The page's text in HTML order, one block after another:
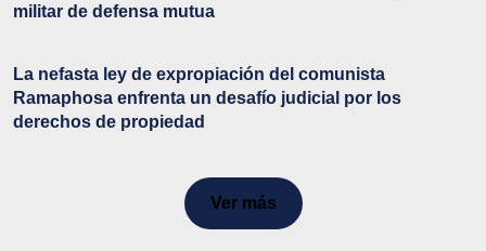
militar de defensa mutua
La nefasta ley de expropiación del comunista
Ramaphosa enfrenta un desafío judicial por los
derechos de propiedad
Ver más